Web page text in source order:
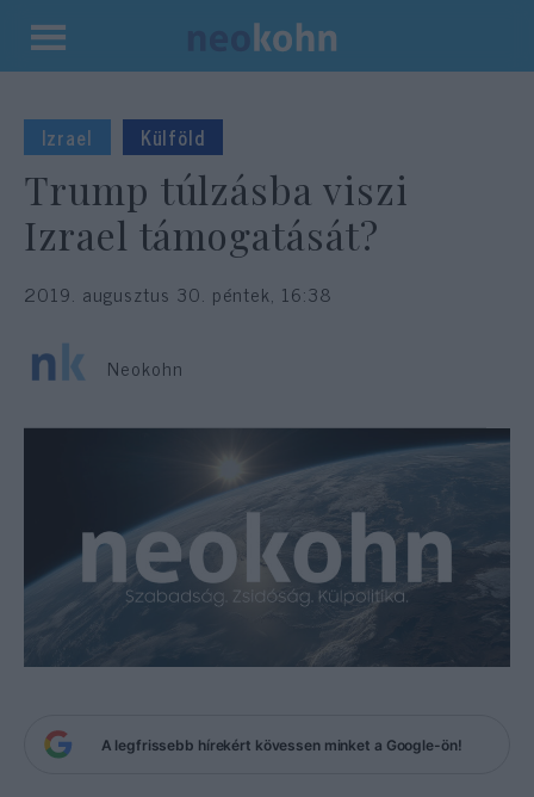
Kilépés
tartalomba
Izrael Külföld
Trump túlzásba viszi
Izrael támogatását?
2019. augusztus 30. péntek, 16:38
Neokohn
A legfrissebb hírekért kövessen minket a Google-ön!